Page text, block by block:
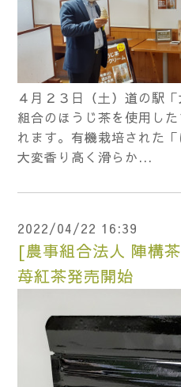
４月２３日（土）道の駅
組合のほうじ茶を使用し
れます。有機栽培された「
大変香り高く滑らか...
2022/04/22 16:39
[農事組合法人 陣構
苺紅茶発売開始